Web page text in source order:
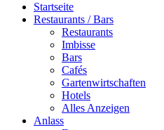
Startseite
Restaurants / Bars
Restaurants
Imbisse
Bars
Cafés
Gartenwirtschaften
Hotels
Alles Anzeigen
Anlass